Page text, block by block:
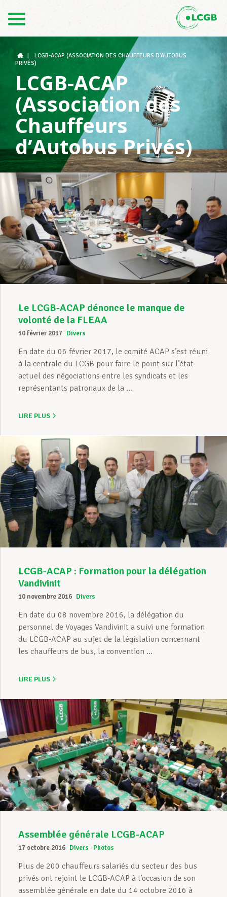
DE
Le LCGB
Structures syndicales
Assistance au Travail
Vos droits
Assistance en vie privée
Devenir Membre
Actualités
LCGB-ACAP (ASSOCIATION DES CHAUFFEURS D'AUTOBUS
PRIVÉS)
LCGB-ACAP
(Association des
Chauffeurs
d’Autobus Privés)
Le LCGB-ACAP dénonce le manque de
volonté de la FLEAA
10 février 2017 Divers
En date du 06 février 2017, le comité ACAP s’est réuni
à la centrale du LCGB pour faire le point sur l’état
actuel des négociations entre les syndicats et les
représentants patronaux de la ...
LIRE PLUS
LCGB-ACAP : Formation pour la délégation
Vandivinit
10 novembre 2016 Divers
En date du 08 novembre 2016, la délégation du
personnel de Voyages Vandivinit a suivi une formation
du LCGB-ACAP au sujet de la législation concernant
les chauffeurs de bus, la convention ...
LIRE PLUS
Assemblée générale LCGB-ACAP
17 octobre 2016 Divers Photos
Plus de 200 chauffeurs salariés du secteur des bus
privés ont rejoint le LCGB-ACAP à l’occasion de son
assemblée générale en date du 14 octobre 2016 à